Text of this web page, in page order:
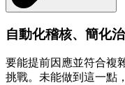
自動化稽核、簡化
要能提前因應並符合複
挑戰。未能做到這一點